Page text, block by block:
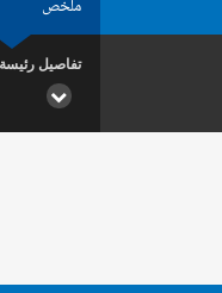
ملخص
تفاصيل رئيسة